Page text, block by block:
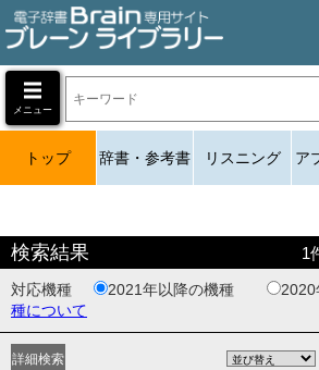
メニュー
トップ 辞書・参考書 リスニング ア
検索結果 1
対応機種 2021年以降の機種
種について